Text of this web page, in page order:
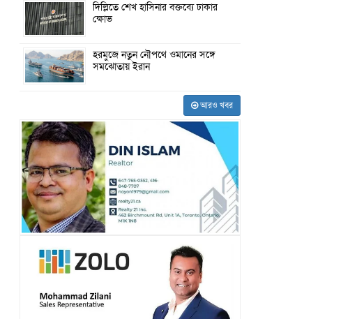
দিল্লিতে শেখ হাসিনার বক্তব্যে ঢাকার
ক্ষোভ
হরমুজে নতুন নৌপথে ওমানের সঙ্গে
সমঝোতায় ইরান
আরও খবর